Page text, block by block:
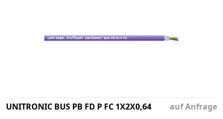
UNITRONIC BUS PB FD P FC 1X2X0,64
auf Anfrage